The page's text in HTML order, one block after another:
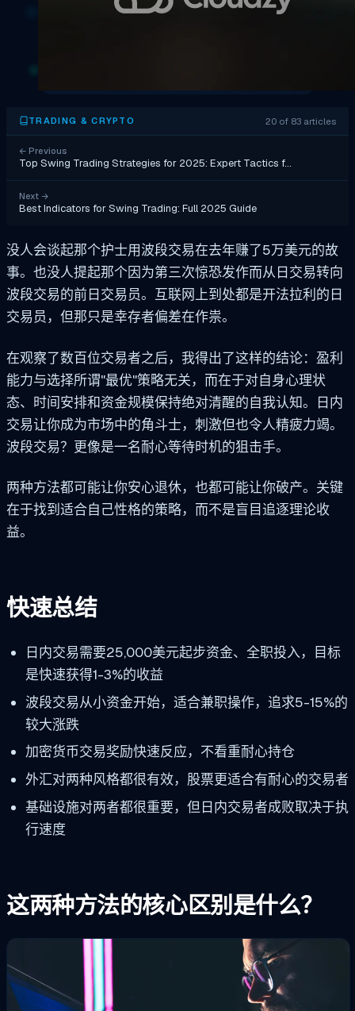
TRADING & CRYPTO 20 of 83 articles
← Previous
Top Swing Trading Strategies for 2025: Expert Tactics f…
Next →
Best Indicators for Swing Trading: Full 2025 Guide
没人会谈起那个护士用波段交易在去年赚了5万美元的故
事。也没人提起那个因为第三次惊恐发作而从日交易转向
波段交易的前日交易员。互联网上到处都是开法拉利的日
交易员，但那只是幸存者偏差在作祟。
在观察了数百位交易者之后，我得出了这样的结论：盈利
能力与选择所谓"最优"策略无关，而在于对自身心理状
态、时间安排和资金规模保持绝对清醒的自我认知。日内
交易让你成为市场中的角斗士，刺激但也令人精疲力竭。
波段交易？更像是一名耐心等待时机的狙击手。
两种方法都可能让你安心退休，也都可能让你破产。关键
在于找到适合自己性格的策略，而不是盲目追逐理论收
益。
快速总结
日内交易需要25,000美元起步资金、全职投入，目标
是快速获得1-3%的收益
波段交易从小资金开始，适合兼职操作，追求5-15%的
较大涨跌
加密货币交易奖励快速反应，不看重耐心持仓
外汇对两种风格都很有效，股票更适合有耐心的交易者
基础设施对两者都很重要，但日内交易者成败取决于执
行速度
这两种方法的核心区别是什么？